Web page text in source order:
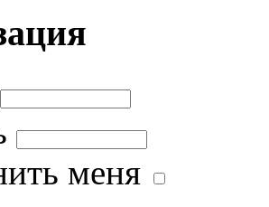
меня